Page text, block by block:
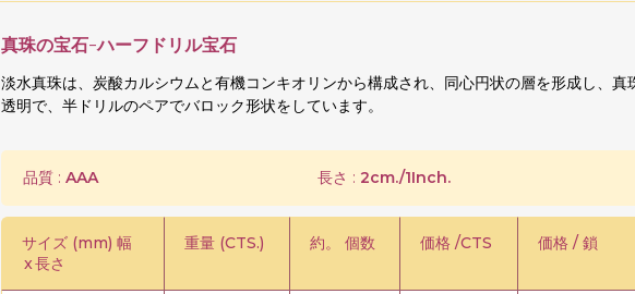
真珠の宝石-ハーフドリル宝石
淡水真珠は、炭酸カルシウムと有機コンキオリンから構成され、同心円状の層を形成し、真
透明で、半ドリルのペアでバロック形状をしています。
品質 : AAA 長さ : 2cm./1Inch.
サイズ (mm) 幅
x長さ
重量 (CTS.) 約。 個数 価格 /CTS 価格 / 鎖